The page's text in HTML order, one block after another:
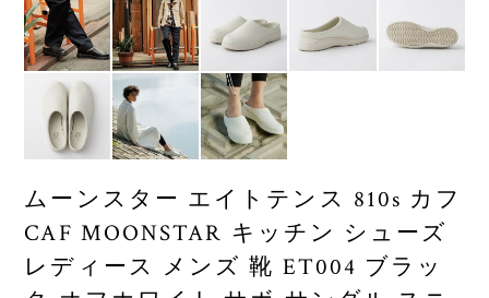
ムーンスター エイトテンス 810s カフ
CAF MOONSTAR キッチン シューズ
レディース メンズ 靴 ET004 ブラッ